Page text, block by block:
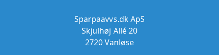
Sparpaavvs.dk ApS
Skjulhøj Allé 20
2720 Vanløse